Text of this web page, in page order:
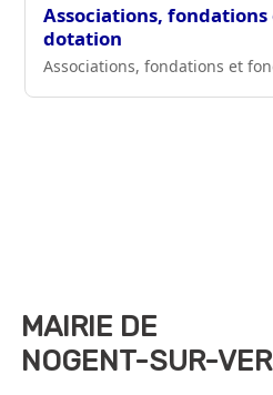
Associations,
dotation
Associations, fondations et
MAIRIE DE
NOGENT-SUR-